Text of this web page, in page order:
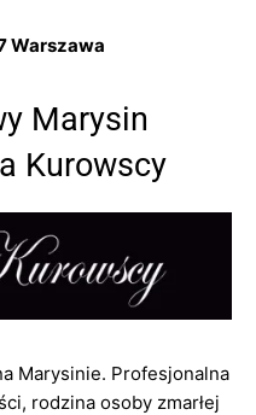
Warszawa
Marysin
Kurowscy
Marysinie. Profesjonalna
rodzina osoby zmarłej